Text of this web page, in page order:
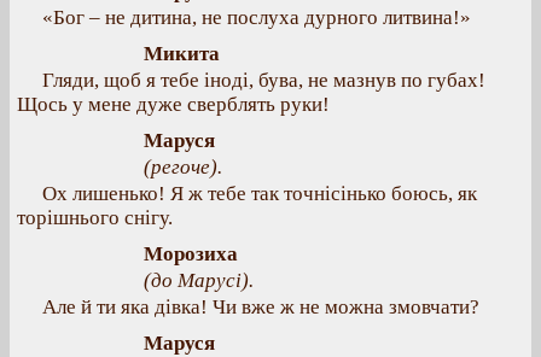
«Бог – не дитина, не послуха дурного литвина!»
Микита
Гляди, щоб я тебе іноді, бува, не мазнув по губах!
Щось у мене дуже сверблять руки!
Маруся
(регоче).
Ох лишенько! Я ж тебе так точнісінько боюсь, як
торішнього снігу.
Морозиха
(до Марусі).
Але й ти яка дівка! Чи вже ж не можна змовчати?
Маруся